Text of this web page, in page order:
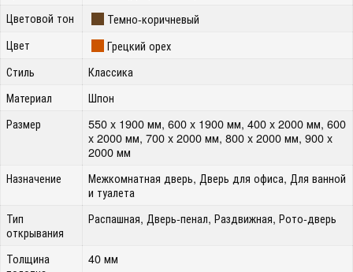
Цветовой тон
Темно-коричневый
Цвет
Грецкий орех
Стиль
Классика
Материал
Шпон
Размер
550 x 1900 мм, 600 x 1900 мм, 400 x 2000 мм, 600
x 2000 мм, 700 x 2000 мм, 800 x 2000 мм, 900 x
2000 мм
Назначение
Межкомнатная дверь, Дверь для офиса, Для ванной
и туалета
Тип
открывания
Распашная, Дверь-пенал, Раздвижная, Рото-дверь
Толщина
40 мм